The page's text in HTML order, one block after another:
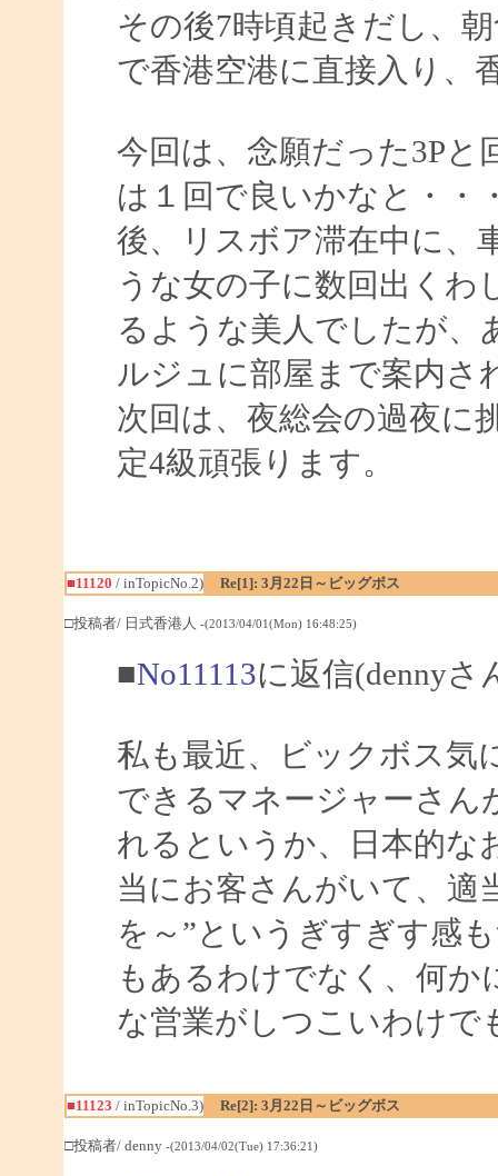
その後7時頃起きだし、
で香港空港に直接入り、
今回は、念願だった3Pと
は１回で良いかなと・・
後、リスボア滞在中に、
うな女の子に数回出くわ
るような美人でしたが
ルジュに部屋まで案内さ
次回は、夜総会の過夜に
定4級頑張ります。
■11120 / inTopicNo.2) Re[1]: 3月22日～ビッグボス
□投稿者/ 日式香港人 -(2013/04/01(Mon) 16:48:25)
■No11113に返信(dennyさ
私も最近、ビックボス気
できるマネージャーさん
れるというか、日本的な
当にお客さんがいて、適
を～”というぎすぎす感
もあるわけでなく、何
な営業がしつこいわけで
■11123 / inTopicNo.3) Re[2]: 3月22日～ビッグボス
□投稿者/ denny -(2013/04/02(Tue) 17:36:21)